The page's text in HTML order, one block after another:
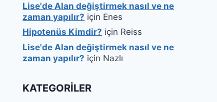
Lise'de Alan değiştirmek nasıl ve ne
zaman yapılır? için Enes
Hipotenüs Kimdir? için Reiss
Lise'de Alan değiştirmek nasıl ve ne
zaman yapılır? için Nazlı
KATEGORILER